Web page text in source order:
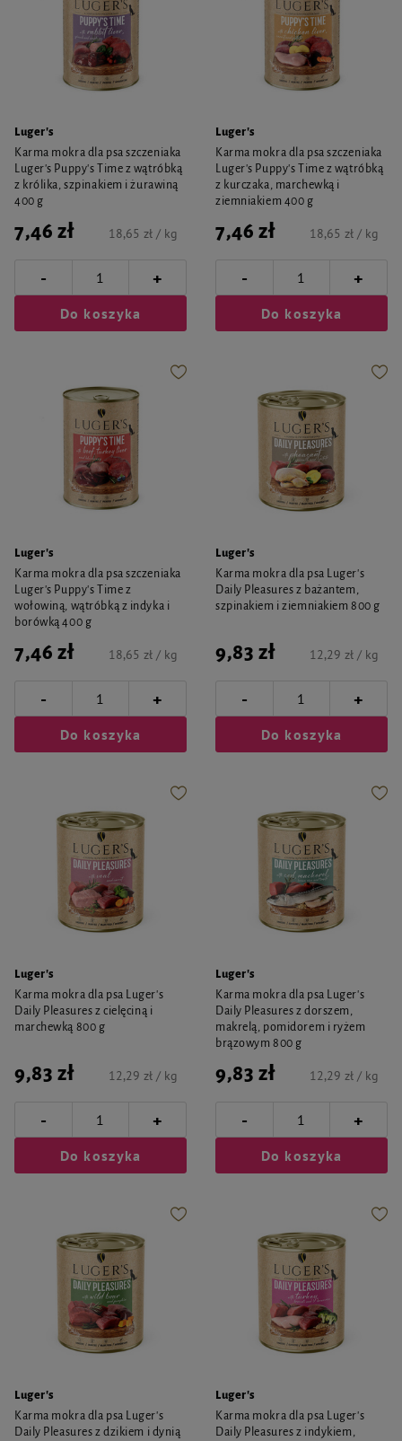
Luger's
Karma mokra dla psa szczeniaka
Luger's Puppy's Time z wątróbką
z królika, szpinakiem i żurawiną
400 g
7,46 zł 18,65 zł / kg
- +
Do koszyka
Luger's
Karma mokra dla psa szczeniaka
Luger's Puppy's Time z wątróbką
z kurczaka, marchewką i
ziemniakiem 400 g
7,46 zł 18,65 zł / kg
- +
Do koszyka
Luger's
Karma mokra dla psa szczeniaka
Luger's Puppy's Time z
wołowiną, wątróbką z indyka i
borówką 400 g
7,46 zł 18,65 zł / kg
- +
Do koszyka
Luger's
Karma mokra dla psa Luger's
Daily Pleasures z bażantem,
szpinakiem i ziemniakiem 800 g
9,83 zł 12,29 zł / kg
- +
Do koszyka
Luger's
Karma mokra dla psa Luger's
Daily Pleasures z cielęciną i
marchewką 800 g
9,83 zł 12,29 zł / kg
- +
Do koszyka
Luger's
Karma mokra dla psa Luger's
Daily Pleasures z dorszem,
makrelą, pomidorem i ryżem
brązowym 800 g
9,83 zł 12,29 zł / kg
- +
Do koszyka
Luger's
Karma mokra dla psa Luger's
Daily Pleasures z dzikiem i dynią
Luger's
Karma mokra dla psa Luger's
Daily Pleasures z indykiem,